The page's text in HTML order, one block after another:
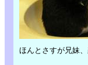
ほんとさすが兄妹